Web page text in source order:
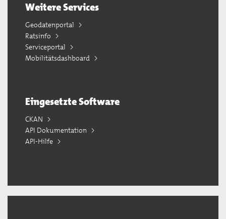
Weitere Services
Geodatenportal
Ratsinfo
Serviceportal
Mobilitätsdashboard
Eingesetzte Software
CKAN
API Dokumentation
API-Hilfe